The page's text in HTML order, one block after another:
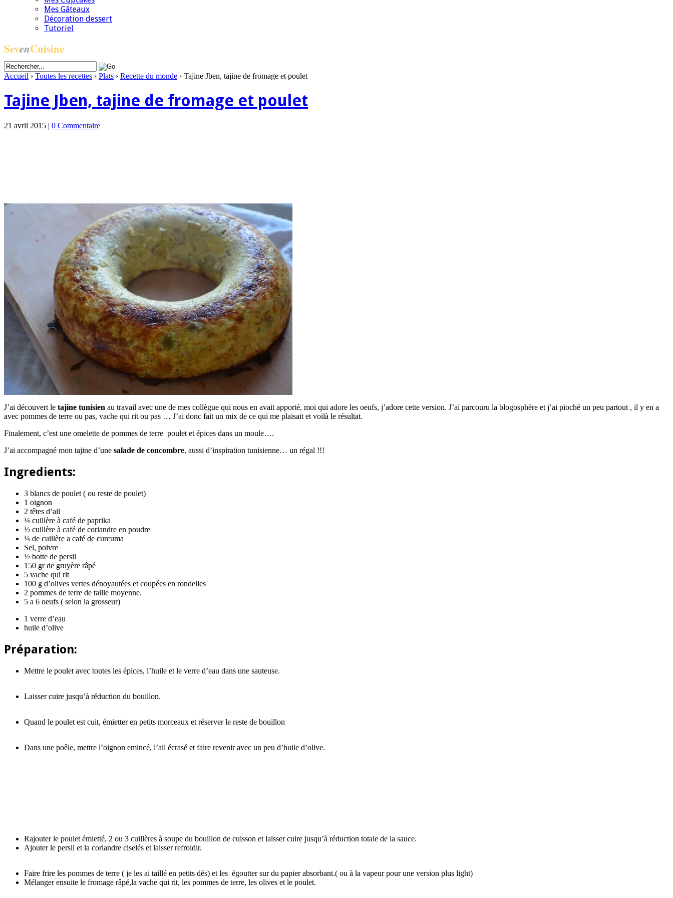
Mes Gâteaux
Décoration dessert
Tutoriel
SevenCuisine
Accueil › Toutes les recettes › Plats › Recette du monde › Tajine Jben, tajine de fromage et poulet
Tajine Jben, tajine de fromage et poulet
21 avril 2015 | 0 Commentaire
J’ai découvert le tajine tunisien au travail avec une de mes collègue qui nous en avait apporté, moi qui adore les oeufs, j’adore cette version. J’ai parcouru la blogosphère et j’ai pioché un peu partout , il y en a
avec pommes de terre ou pas, vache qui rit ou pas … J’ai donc fait un mix de ce qui me plaisait et voilà le résultat.
Finalement, c’est une omelette de pommes de terre poulet et épices dans un moule….
J’ai accompagné mon tajine d’une salade de concombre, aussi d’inspiration tunisienne… un régal !!!
Ingredients:
3 blancs de poulet ( ou reste de poulet)
1 oignon
2 têtes d’ail
¼ cuillère à café de paprika
½ cuillère à café de coriandre en poudre
¼ de cuillère a café de curcuma
Sel, poivre
½ botte de persil
150 gr de gruyère râpé
5 vache qui rit
100 g d’olives vertes dénoyautées et coupées en rondelles
2 pommes de terre de taille moyenne.
5 a 6 oeufs ( selon la grosseur)
1 verre d’eau
huile d’olive
Préparation:
Mettre le poulet avec toutes les épices, l’huile et le verre d’eau dans une sauteuse.
Laisser cuire jusqu’à réduction du bouillon.
Quand le poulet est cuit, émietter en petits morceaux et réserver le reste de bouillon
Dans une poêle, mettre l’oignon emincé, l’ail écrasé et faire revenir avec un peu d’huile d’olive.
Rajouter le poulet émietté, 2 ou 3 cuillères à soupe du bouillon de cuisson et laisser cuire jusqu’à réduction totale de la sauce.
Ajouter le persil et la coriandre ciselés et laisser refroidir.
Faire frire les pommes de terre ( je les ai taillé en petits dés) et les égoutter sur du papier absorbant.( ou à la vapeur pour une version plus light)
Mélanger ensuite le fromage râpé,la vache qui rit, les pommes de terre, les olives et le poulet.